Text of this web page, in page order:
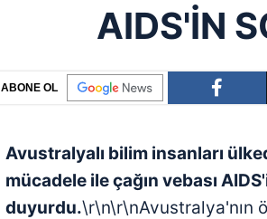
AIDS'İN
ABONE OL
Avustralyalı bilim insanları
mücadele ile çağın vebası
duyurdu.\r\n\r\nAvustralya'nın